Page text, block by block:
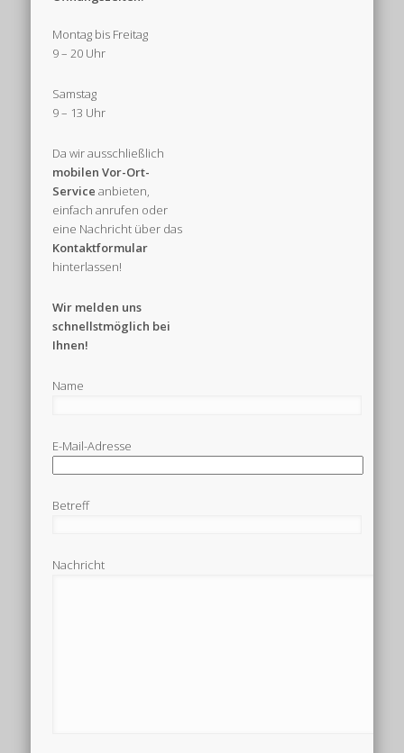
Montag bis Freitag
9 – 20 Uhr
Samstag
9 – 13 Uhr
Da wir ausschließlich
mobilen Vor-Ort-
Service anbieten,
einfach anrufen oder
eine Nachricht über das
Kontaktformular
hinterlassen!
Wir melden uns
schnellstmöglich bei
Ihnen!
Name
E-Mail-Adresse
Betreff
Nachricht